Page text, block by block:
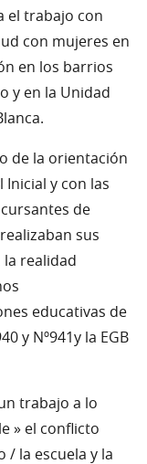
el trabajo con
con mujeres en
en los barrios
y en la Unidad
de la orientación
Inicial y con las
de
sus
realidad
educativas de
y Nº941y la EGB
trabajo a lo
» el conflicto
/ la escuela y la